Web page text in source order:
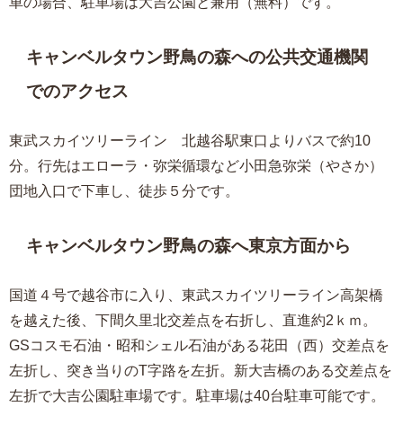
キャンベルタウン野鳥の森への公共交通機関
でのアクセス
東武スカイツリーライン 北越谷駅東口よりバスで約10
分。行先はエローラ・弥栄循環など小田急弥栄（やさか）
団地入口で下車し、徒歩５分です。
キャンベルタウン野鳥の森へ東京方面から
国道４号で越谷市に入り、東武スカイツリーライン高架橋
を越えた後、下間久里北交差点を右折し、直進約2ｋｍ。
GSコスモ石油・昭和シェル石油がある花田（西）交差点を
左折し、突き当りのT字路を左折。新大吉橋のある交差点を
左折で大吉公園駐車場です。駐車場は40台駐車可能です。